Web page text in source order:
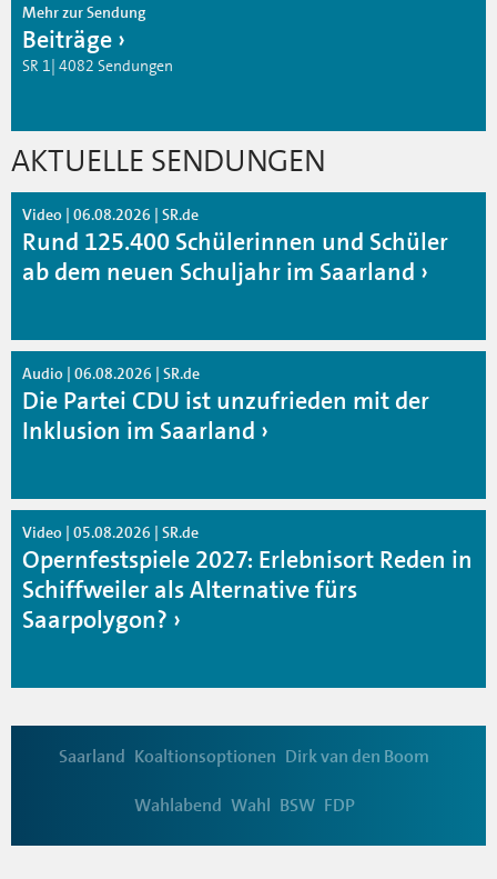
Mehr zur Sendung
Beiträge
SR 1| 4082 Sendungen
AKTUELLE SENDUNGEN
Video | 06.08.2026 | SR.de
Rund 125.400 Schülerinnen und Schüler
ab dem neuen Schuljahr im Saarland
Audio | 06.08.2026 | SR.de
Die Partei CDU ist unzufrieden mit der
Inklusion im Saarland
Video | 05.08.2026 | SR.de
Opernfestspiele 2027: Erlebnisort Reden in
Schiffweiler als Alternative fürs
Saarpolygon?
Saarland Koaltionsoptionen Dirk van den Boom
Wahlabend Wahl BSW FDP